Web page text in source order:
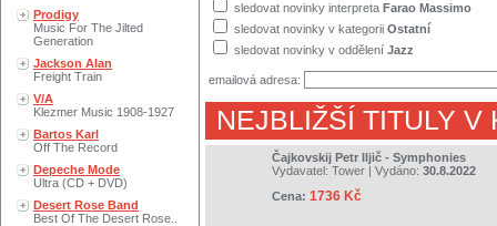
Prodigy
Music For The Jilted
Generation
Jackson Alan
Freight Train
V/A
Klezmer Music 1908-1927
Bartos Karl
Off The Record
Depeche Mode
Ultra (CD + DVD)
Desert Rose Band
Best Of The Desert Rose..
sledovat novinky interpreta Farao Massimo
sledovat novinky v kategorii Ostatní
sledovat novinky v oddělení Jazz
emailová adresa:
NEJBLIŽŠÍ TITULY V
Čajkovskij Petr Iljič - Symphonies
Vydavatel: Tower | Vydáno: 30.8.2022
Cena: 1736 Kč